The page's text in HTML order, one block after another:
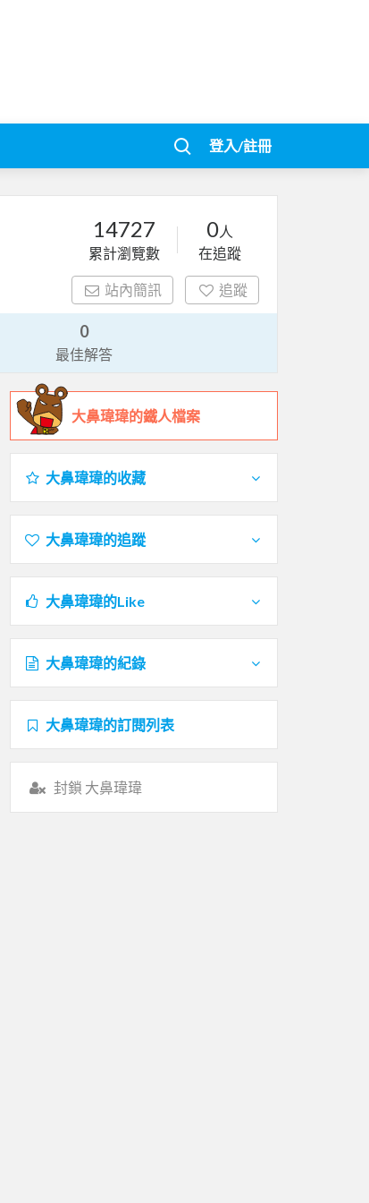
登入/註冊
14727
累計瀏覽數
0人
在追蹤
站內簡訊 追蹤
0
最佳解答
大鼻瑋瑋的鐵人檔案
大鼻瑋瑋的收藏
大鼻瑋瑋的追蹤
大鼻瑋瑋的Like
大鼻瑋瑋的紀錄
大鼻瑋瑋的訂閱列表
封鎖 大鼻瑋瑋